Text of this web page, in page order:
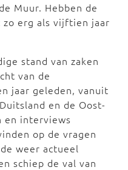
Muur. Hebben de
erg als vijftien jaar
stand van zaken
van de
jaar geleden, vanuit
en de Oost-
en interviews
op de vragen
weer actueel
schiep de val van